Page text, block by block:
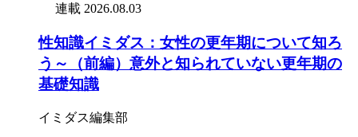
連載 2026.08.03
性知識イミダス：女性の更年期について知ろ
う～（前編）意外と知られていない更年期の
基礎知識
イミダス編集部